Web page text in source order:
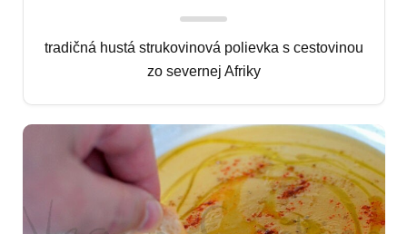
tradičná hustá strukovinová polievka s cestovinou
zo severnej Afriky